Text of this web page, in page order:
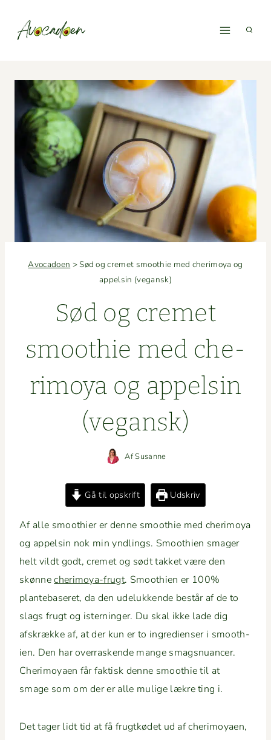
Avocadoen >Sød og cremet smoothie med cherimoya og
appelsin (vegansk)
Sød og cremet
smooth­ie med che­
r­i­moya og appelsin
(veg­an­sk)
AfSusanne
Gå til opskrift Udskriv
Af alle smooth­ier er denne smooth­ie med che­r­i­moya
og appelsin nok min yndlings. Smooth­ien smager
helt vildt godt, cremet og sødt takket være den
skønneche­r­i­moya-frugt. Smooth­ien er 100%
plante­baseret, da den udelukkende består af de to
slags frugt og istern­inger. Du skal ikke lade dig
afskrække af, at der kun er to ingre­di­enser i smooth­
ien. Den har over­rask­ende mange smagsnu­ancer.
Che­r­i­moy­aen får fak­tisk denne smooth­ie til at
smage som om der er alle mulige lækre ting i.
Det tager lidt tid at få frugtkødet ud af che­r­i­moy­aen,